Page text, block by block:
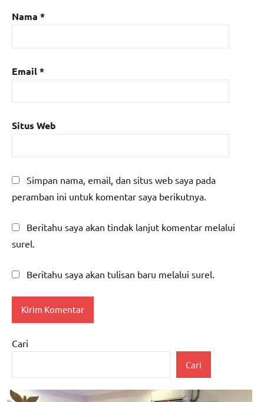
Nama *
Email*
Situs Web
Simpan nama, email, dan situs web saya pada
peramban ini untuk komentar saya berikutnya.
Beritahu saya akan tindak lanjut komentar melalui
surel.
Beritahu saya akan tulisan baru melalui surel.
Cari
Cari